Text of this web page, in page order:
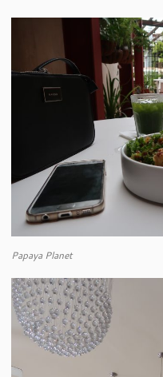
Papaya Planet